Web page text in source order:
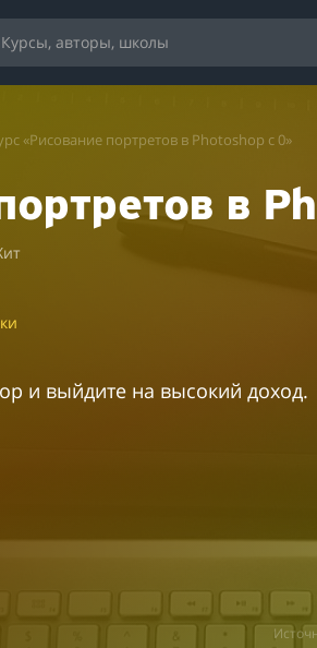
«Рисование портретов в Photoshop с 0»
в
и выйдите на высокий доход.